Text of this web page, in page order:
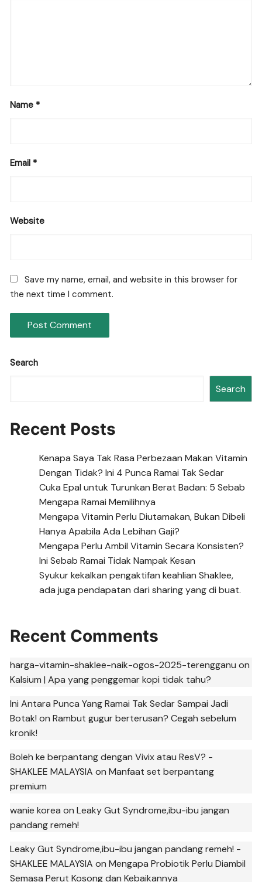
Name *
Email *
Website
Save my name, email, and website in this browser for
the next time I comment.
Search
Search
Recent Posts
Kenapa Saya Tak Rasa Perbezaan Makan Vitamin
Dengan Tidak? Ini 4 Punca Ramai Tak Sedar
Cuka Epal untuk Turunkan Berat Badan: 5 Sebab
Mengapa Ramai Memilihnya
Mengapa Vitamin Perlu Diutamakan, Bukan Dibeli
Hanya Apabila Ada Lebihan Gaji?
Mengapa Perlu Ambil Vitamin Secara Konsisten?
Ini Sebab Ramai Tidak Nampak Kesan
Syukur kekalkan pengaktifan keahlian Shaklee,
ada juga pendapatan dari sharing yang di buat.
Recent Comments
harga-vitamin-shaklee-naik-ogos-2025-terengganu on
Kalsium | Apa yang penggemar kopi tidak tahu?
Ini Antara Punca Yang Ramai Tak Sedar Sampai Jadi
Botak! onRambut gugur berterusan? Cegah sebelum
kronik!
Boleh ke berpantang dengan Vivix atau ResV? -
SHAKLEE MALAYSIA onManfaat set berpantang
premium
wanie korea onLeaky Gut Syndrome,ibu-ibu jangan
pandang remeh!
Leaky Gut Syndrome,ibu-ibu jangan pandang remeh! -
SHAKLEE MALAYSIA onMengapa Probiotik Perlu Diambil
Semasa Perut Kosong dan Kebaikannya